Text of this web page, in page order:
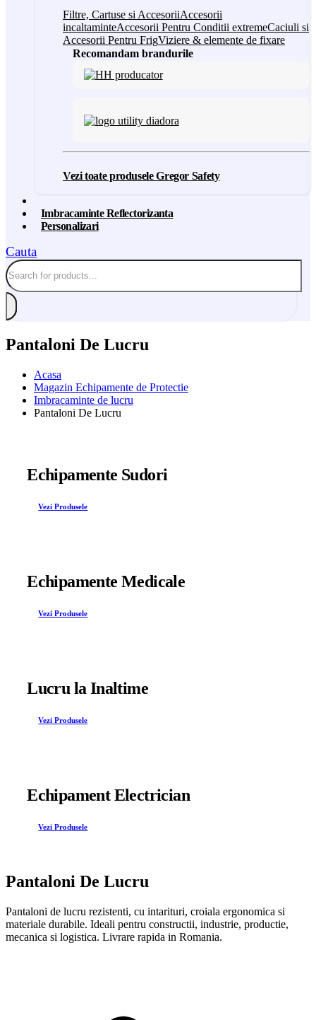
Filtre, Cartuse si AccesoriiAccesorii
incaltaminteAccesorii Pentru Conditii extremeCaciuli si
Accesorii Pentru FrigViziere & elemente de fixare
Recomandam brandurile
Vezi toate produsele Gregor Safety
Imbracaminte Reflectorizanta
Personalizari
Cauta
Pantaloni De Lucru
Acasa
Magazin Echipamente de Protectie
Imbracaminte de lucru
Pantaloni De Lucru
Echipamente Sudori
Vezi Produsele
Echipamente Medicale
Vezi Produsele
Lucru la Inaltime
Vezi Produsele
Echipament Electrician
Vezi Produsele
Pantaloni De Lucru
Pantaloni de lucru rezistenti, cu intarituri, croiala ergonomica si
materiale durabile. Ideali pentru constructii, industrie, productie,
mecanica si logistica. Livrare rapida in Romania.